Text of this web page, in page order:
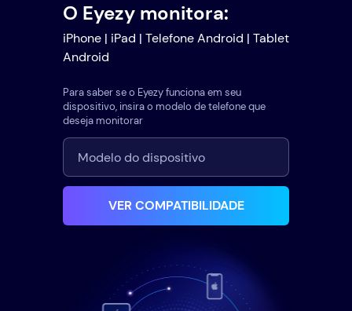
O Eyezy monitora:
iPhone | iPad | Telefone Android | Tablet
Android
Para saber se o Eyezy funciona em seu
dispositivo, insira o modelo de telefone que
deseja monitorar
VER COMPATIBILIDADE